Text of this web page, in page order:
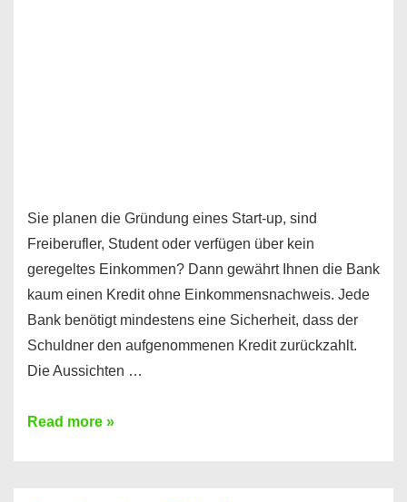
Sie planen die Gründung eines Start-up, sind
Freiberufler, Student oder verfügen über kein
geregeltes Einkommen? Dann gewährt Ihnen die Bank
kaum einen Kredit ohne Einkommensnachweis. Jede
Bank benötigt mindestens eine Sicherheit, dass der
Schuldner den aufgenommenen Kredit zurückzahlt.
Die Aussichten …
Mit
Read more »